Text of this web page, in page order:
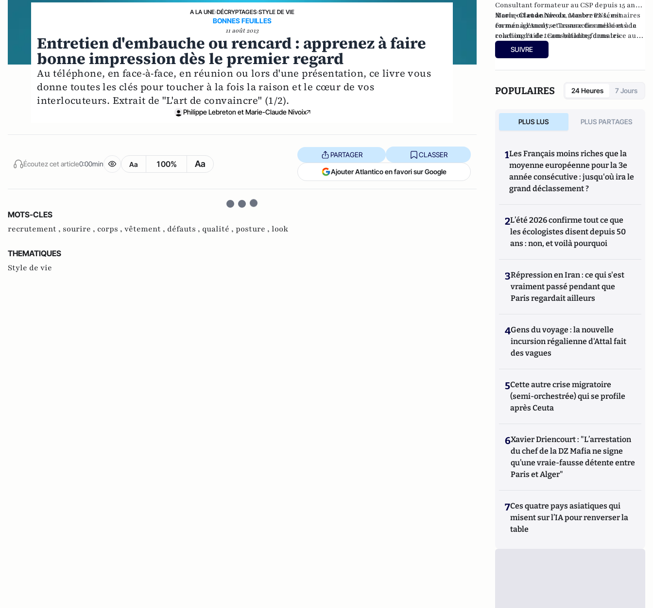
A LA UNE›DÉCRYPTAGES›STYLE DE VIE
BONNES FEUILLES
11 août 2013
Entretien d'embauche ou rencard : apprenez à faire
bonne impression dès le premier regard
Au téléphone, en face-à-face, en réunion ou lors d'une présentation, ce livre vous
donne toutes les clés pour toucher à la fois la raison et le cœur de vos
interlocuteurs. Extrait de "L'art de convaincre" (1/2).
Philippe Lebreton et Marie-Claude Nivoix
Écoutez cet article0:00min Aa 100% Aa
PARTAGER CLASSER
Ajouter Atlantico en favori sur Google
MOTS-CLES
recrutement , sourire , corps , vêtement , défauts , qualité , posture , look
THEMATIQUES
Style de vie
Consultant formateur au CSP depuis 15 ans,
il conçoit et anime de nombreux séminaires
en management, et assure des missions de
coaching et de team building dans les
entreprises françaises et internationales.
Marie-Claude Nivoix, Master PNL, est
formée à l'Analyse Transactionnelle et à la
relation d'aide. Consultante formatrice au
CSP depuis plus de 10 ans, elle anime des
formations inter et intra entreprises en
SUIVRE
POPULAIRES 24 Heures 7 Jours
PLUS LUS PLUS PARTAGES
1Les Français moins riches que la
moyenne européenne pour la 3e
année consécutive : jusqu'où ira le
grand déclassement ?
2L’été 2026 confirme tout ce que
les écologistes disent depuis 50
ans : non, et voilà pourquoi
3Répression en Iran : ce qui s'est
vraiment passé pendant que
Paris regardait ailleurs
4Gens du voyage : la nouvelle
incursion régalienne d'Attal fait
des vagues
5Cette autre crise migratoire
(semi-orchestrée) qui se profile
après Ceuta
6Xavier Driencourt : "L’arrestation
du chef de la DZ Mafia ne signe
qu’une vraie-fausse détente entre
Paris et Alger"
7Ces quatre pays asiatiques qui
misent sur l’IA pour renverser la
table